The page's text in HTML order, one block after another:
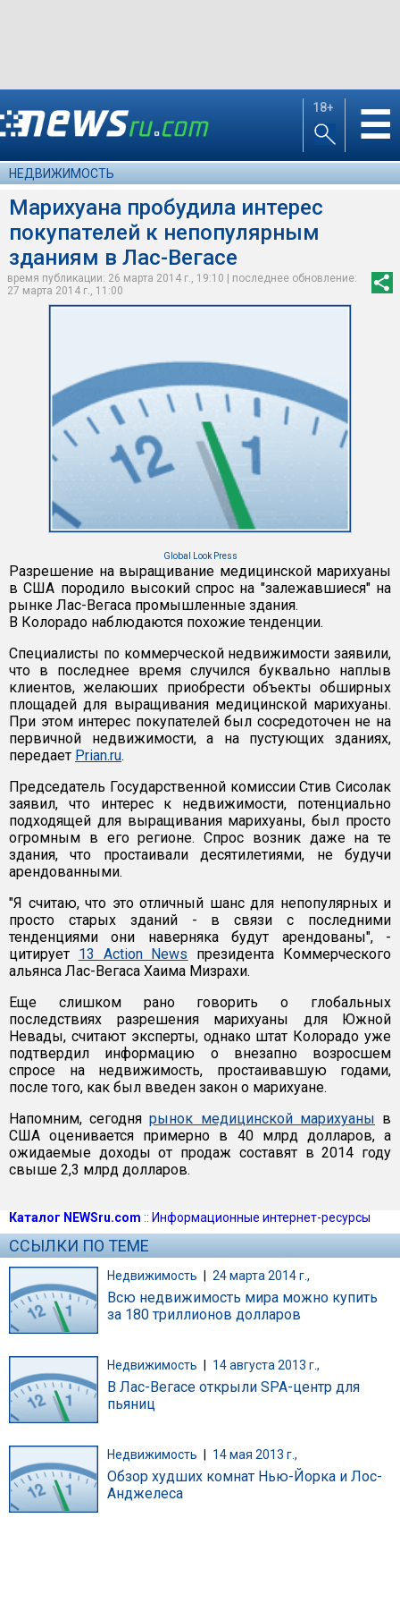
18+ ☰
НЕДВИЖИМОСТЬ
Марихуана пробудила интерес
покупателей к непопулярным
зданиям в Лас-Вегасе
время публикации: 26 марта 2014 г., 19:10 | последнее обновление:
27 марта 2014 г., 11:00
Global Look Press
Разрешение на выращивание медицинской марихуаны
в США породило высокий спрос на "залежавшиеся" на
рынке Лас-Вегаса промышленные здания.
В Колорадо наблюдаются похожие тенденции.
Специалисты по коммерческой недвижимости заявили,
что в последнее время случился буквально наплыв
клиентов, желаюших приобрести объекты обширных
площадей для выращивания медицинской марихуаны.
При этом интерес покупателей был сосредоточен не на
первичной недвижимости, а на пустующих зданиях,
передает Prian.ru.
Председатель Государственной комиссии Стив Сисолак
заявил, что интерес к недвижимости, потенциально
подходящей для выращивания марихуаны, был просто
огромным в его регионе. Спрос возник даже на те
здания, что простаивали десятилетиями, не будучи
арендованными.
"Я считаю, что это отличный шанс для непопулярных и
просто старых зданий - в связи с последними
тенденциями они наверняка будут арендованы", -
цитирует 13 Action News президента Коммерческого
альянса Лас-Вегаса Хаима Мизрахи.
Еще слишком рано говорить о глобальных
последствиях разрешения марихуаны для Южной
Невады, считают эксперты, однако штат Колорадо уже
подтвердил информацию о внезапно возросшем
спросе на недвижимость, простаивавшую годами,
после того, как был введен закон о марихуане.
Напомним, сегоднярынок медицинской марихуаны в
США оценивается примерно в 40 млрд долларов, а
ожидаемые доходы от продаж составят в 2014 году
свыше 2,3 млрд долларов.
Каталог NEWSru.com :: Информационные интернет-ресурсы
ССЫЛКИ ПО ТЕМЕ
Недвижимость | 24 марта 2014 г.,
Всю недвижимость мира можно купить
за 180 триллионов долларов
Недвижимость 14 августа 2013 г.,
В Лас-Вегасе открыли SPA-центр для
пьяниц
Недвижимость 14 мая 2013 г.,
Обзор худших комнат Нью-Йорка и Лос-
Анджелеса